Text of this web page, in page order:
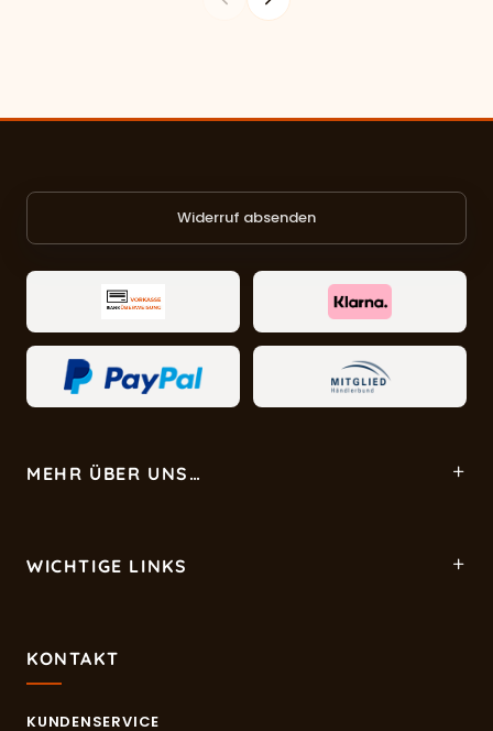
Widerruf absenden
MEHR ÜBER UNS…
WICHTIGE LINKS
KONTAKT
KUNDENSERVICE